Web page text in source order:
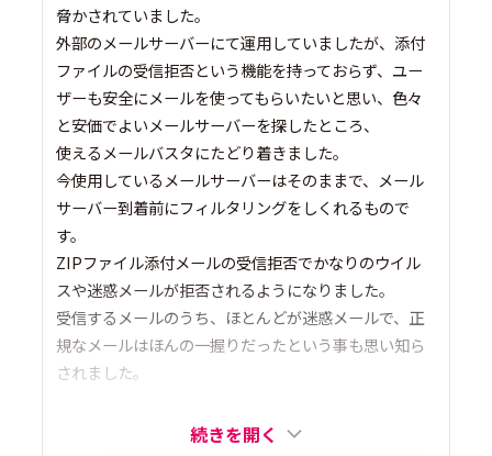
脅かされていました。
外部のメールサーバーにて運用していましたが、添付
ファイルの受信拒否という機能を持っておらず、ユー
ザーも安全にメールを使ってもらいたいと思い、色々
と安価でよいメールサーバーを探したところ、
使えるメールバスタにたどり着きました。
今使用しているメールサーバーはそのままで、メール
サーバー到着前にフィルタリングをしくれるもので
す。
ZIPファイル添付メールの受信拒否でかなりのウイル
スや迷惑メールが拒否されるようになりました。
受信するメールのうち、ほとんどが迷惑メールで、正
規なメールはほんの一握りだったという事も思い知ら
されました。
続きを開く